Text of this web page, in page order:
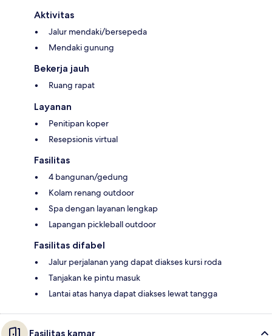
Aktivitas
Jalur mendaki/bersepeda
Mendaki gunung
Bekerja jauh
Ruang rapat
Layanan
Penitipan koper
Resepsionis virtual
Fasilitas
4 bangunan/gedung
Kolam renang outdoor
Spa dengan layanan lengkap
Lapangan pickleball outdoor
Fasilitas difabel
Jalur perjalanan yang dapat diakses kursi roda
Tanjakan ke pintu masuk
Lantai atas hanya dapat diakses lewat tangga
Fasilitas kamar